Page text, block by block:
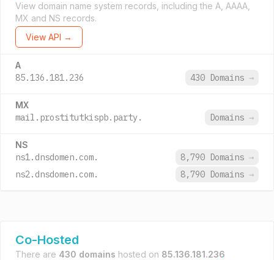
View domain name system records, including the A, AAAA,
MX and NS records.
View API →
A
85.136.181.236 430 Domains →
MX
mail.prostitutkispb.party. Domains →
NS
ns1.dnsdomen.com. 8,790 Domains →
ns2.dnsdomen.com.
8,790 Domains →
Co-Hosted
There are 430 domains hosted on 85.136.181.236